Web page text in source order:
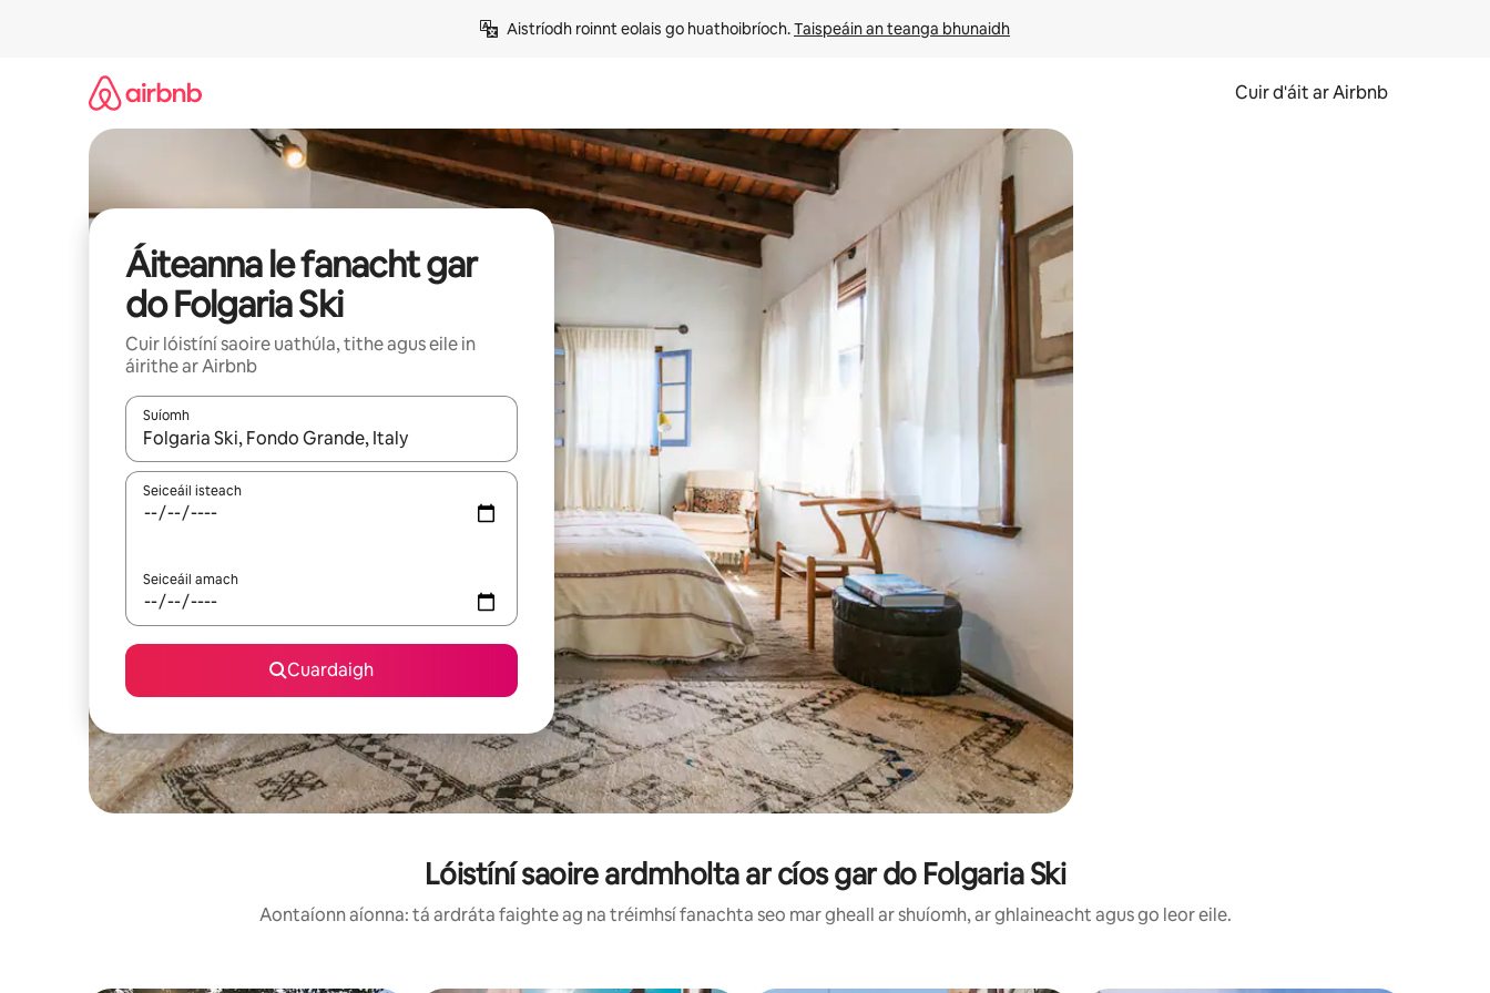
Aistríodh roinnt eolais go huathoibríoch. Taispeáin an teanga bhunaidh
Cuir d'áit ar Airbnb
Áiteanna le fanacht gar
do Folgaria Ski
Cuir lóistíní saoire uathúla, tithe agus eile in
áirithe ar Airbnb
Suíomh
Nuair a bheidh torthaí ar fáil, déan nascleanúint le saigheadeochracha suas agus síos nó déan iniúchadh trí thadhall nó svaidhpeáil.
Seiceáil isteach
Seiceáil amach
Cuardaigh
Lóistíní saoire ardmholta ar cíos gar do Folgaria Ski
Aontaíonn aíonna: tá ardráta faighte ag na tréimhsí fanachta seo mar gheall ar shuíomh, ar ghlaineacht agus go leor eile.